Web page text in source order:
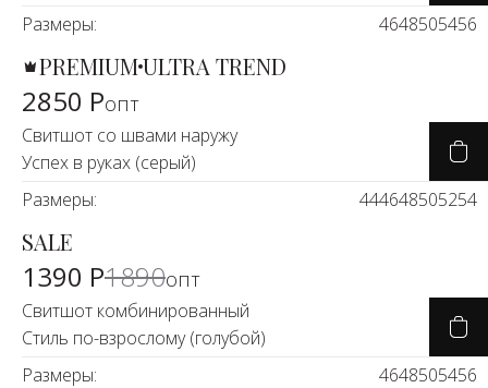
Размеры:
4648505456
PREMIUMULTRA TREND
2850 Ропт
Свитшот со швами наружу
Успех в руках (серый)
Размеры:
444648505254
-26%
SALE
1390 Р1890опт
Свитшот комбинированный
Стиль по-взрослому (голубой)
Размеры:
4648505456